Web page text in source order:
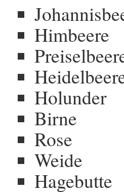
Himbeere
Holunder
Birne
Rose
Weide
Hagebutte